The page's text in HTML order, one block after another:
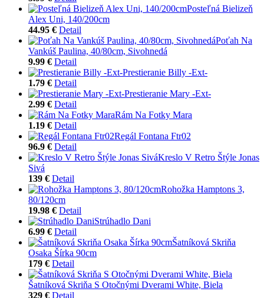
Posteľná Bielizeň
Alex Uni, 140/200cm
44.95 € Detail
Poťah Na
Vankúš Paulina, 40/80cm, Sivohnedá
9.99 € Detail
Prestieranie Billy -Ext-
1.79 € Detail
Prestieranie Mary -Ext-
2.99 € Detail
Rám Na Fotky Mara
1.19 € Detail
Regál Fontana Ftr02
96.9 € Detail
Kreslo V Retro Štýle Jonas
Sivá
139 € Detail
Rohožka Hamptons 3,
80/120cm
19.98 € Detail
Strúhadlo Dani
6.99 € Detail
Šatníková Skriňa
Osaka Šírka 90cm
179 € Detail
Šatníková Skriňa S Otočnými Dverami White, Biela
329 € Detail